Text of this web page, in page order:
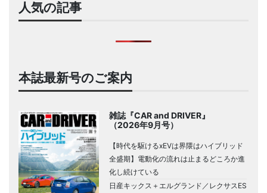
人気の記事
本誌最新号のご案内
雑誌『CAR and DRIVER』
（2026年9月号）
【時代を駆けるxEVは界隈はハイブリッド
全盛期】電動化の流れは止まるどころか進
化し続けている
日産キックス＋エルグランド／レクサスES